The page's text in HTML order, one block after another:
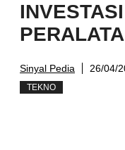
Sinyal Pedia 26/04/
TEKNO